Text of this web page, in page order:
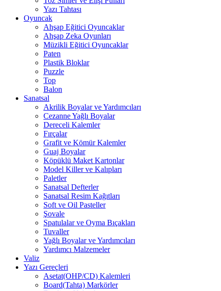
Yazı Tahtası
Oyuncak
Ahşap Eğitici Oyuncaklar
Ahşap Zeka Oyunları
Müzikli Eğitici Oyuncaklar
Paten
Plastik Bloklar
Puzzle
Top
Balon
Sanatsal
Akrilik Boyalar ve Yardımcıları
Cezanne Yağlı Boyalar
Dereceli Kalemler
Fırçalar
Grafit ve Kömür Kalemler
Guaj Boyalar
Köpüklü Maket Kartonlar
Model Killer ve Kalıpları
Paletler
Sanatsal Defterler
Sanatsal Resim Kağıtları
Soft ve Oil Pasteller
Şovale
Spatulalar ve Oyma Bıçakları
Tuvaller
Yağlı Boyalar ve Yardımcıları
Yardımcı Malzemeler
Valiz
Yazı Gereçleri
Asetat(OHP/CD) Kalemleri
Board(Tahta) Markörler